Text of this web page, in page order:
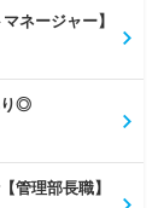
ネージャー】
り◎
管理部長職】